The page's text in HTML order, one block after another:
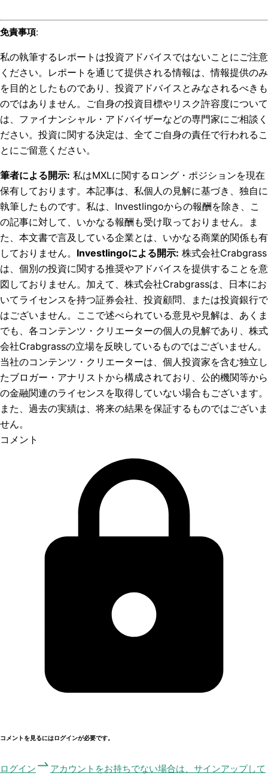
免責事項:
私の執筆するレポートは投資アドバイスではないことにご注意
ください。レポートを通じて提供される情報は、情報提供のみ
を目的としたものであり、投資アドバイスとみなされるべきも
のではありません。ご自身の投資目標やリスク許容度について
は、ファイナンシャル・アドバイザーなどの専門家にご相談く
ださい。投資に関する決定は、全てご自身の責任で行われるこ
とにご留意ください。
筆者による開示: 私はMXLに関するロング・ポジションを現在
保有しております。 本記事は、私個人の見解に基づき、独自に
執筆したものです。私は、Investlingoからの報酬を除き、こ
の記事に対して、いかなる報酬も受け取っておりません。ま
た、本文書で言及している企業とは、いかなる商業的関係も有
しておりません。 Investlingoによる開示: 株式会社Crabgrass
は、個別の投資に関する推奨やアドバイスを提供することを意
図しておりません。加えて、株式会社Crabgrassは、日本にお
いてライセンスを持つ証券会社、投資顧問、または投資銀行で
はございません。ここで述べられている意見や見解は、あくま
でも、各コンテンツ・クリエーターの個人の見解であり、株式
会社Crabgrassの立場を反映しているものではございません。
当社のコンテンツ・クリエーターは、個人投資家を含む独立し
たブロガー・アナリストから構成されており、公的機関等から
の金融関連のライセンスを取得していない場合もございます。
また、過去の実績は、将来の結果を保証するものではございま
せん。
コメント
コメントを見るにはログインが必要です。
ログイン
アカウントをお持ちでない場合は、サインアップして